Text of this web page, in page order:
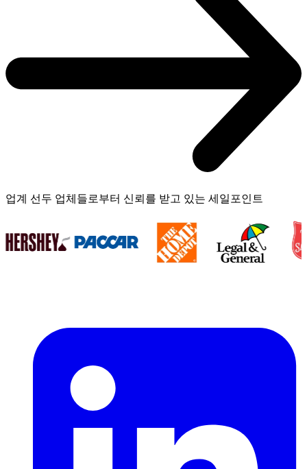
업계 선두 업체들로부터 신뢰를 받고 있는 세일포인트